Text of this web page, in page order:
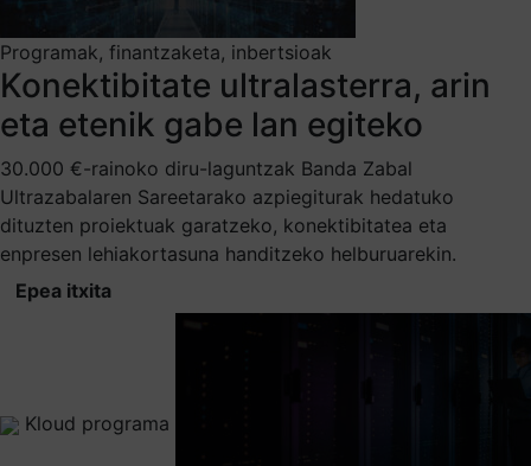
Programak, finantzaketa, inbertsioak
Konektibitate ultralasterra, arin
eta etenik gabe lan egiteko
30.000 €-rainoko diru-laguntzak Banda Zabal
Ultrazabalaren Sareetarako azpiegiturak hedatuko
dituzten proiektuak garatzeko, konektibitatea eta
enpresen lehiakortasuna handitzeko helburuarekin.
Epea itxita
Kloud programa